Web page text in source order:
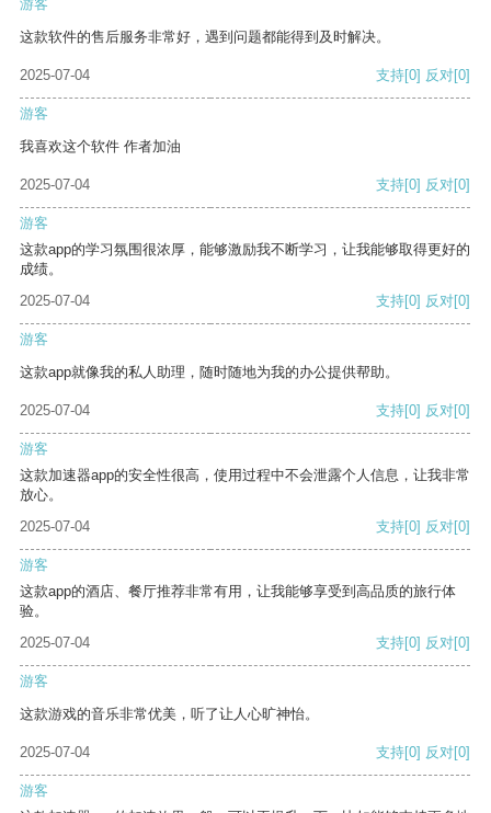
游客
这款软件的售后服务非常好，遇到问题都能得到及时解决。
2025-07-04 支持[0] 反对[0]
游客
我喜欢这个软件 作者加油
2025-07-04 支持[0] 反对[0]
游客
这款app的学习氛围很浓厚，能够激励我不断学习，让我能够取得更好的
成绩。
2025-07-04
支持[0] 反对[0]
游客
这款app就像我的私人助理，随时随地为我的办公提供帮助。
2025-07-04 支持[0] 反对[0]
游客
这款加速器app的安全性很高，使用过程中不会泄露个人信息，让我非常
放心。
2025-07-04
支持[0] 反对[0]
游客
这款app的酒店、餐厅推荐非常有用，让我能够享受到高品质的旅行体
验。
2025-07-04
支持[0] 反对[0]
游客
这款游戏的音乐非常优美，听了让人心旷神怡。
2025-07-04 支持[0] 反对[0]
游客